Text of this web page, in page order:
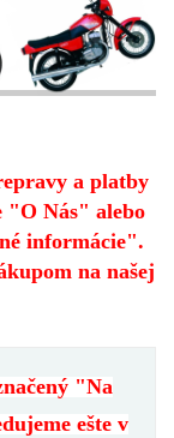
a platby
"O Nás" alebo
informácie".
na našej
"Na
ešte v